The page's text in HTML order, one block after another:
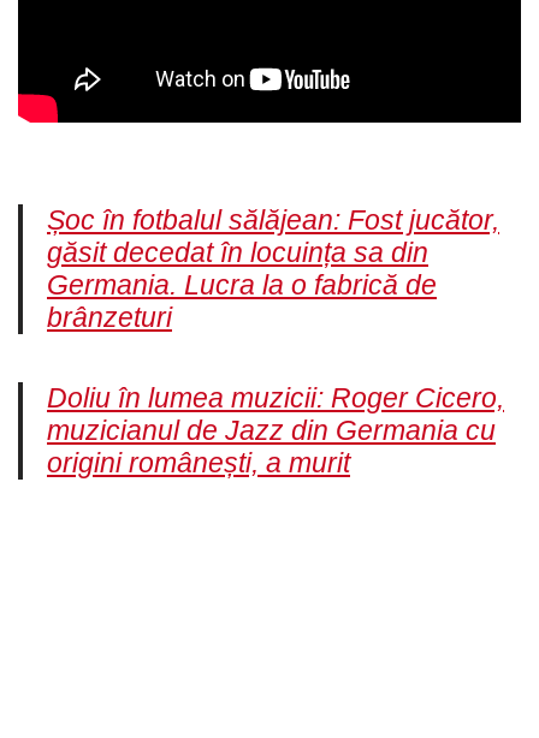
Șoc în fotbalul sălăjean: Fost jucător,
găsit decedat în locuința sa din
Germania. Lucra la o fabrică de
brânzeturi
Doliu în lumea muzicii: Roger Cicero,
muzicianul de Jazz din Germania cu
origini românești, a murit